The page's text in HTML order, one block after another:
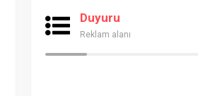
Duyuru
Reklam alanı